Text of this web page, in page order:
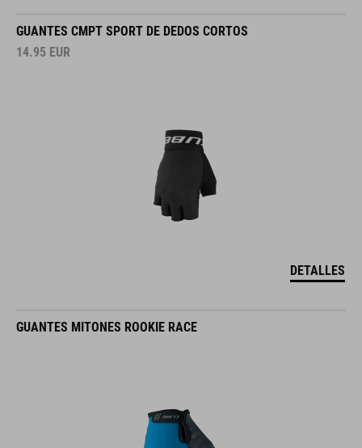
GUANTES CMPT SPORT DE DEDOS CORTOS
14.95 EUR
DETALLES
GUANTES MITONES ROOKIE RACE